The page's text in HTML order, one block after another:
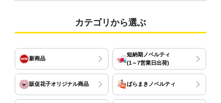
カテゴリから選ぶ
新商品
短納期ノベルティ
(1～7営業日出荷)
販促花子オリジナル商品 ばらまきノベルティ